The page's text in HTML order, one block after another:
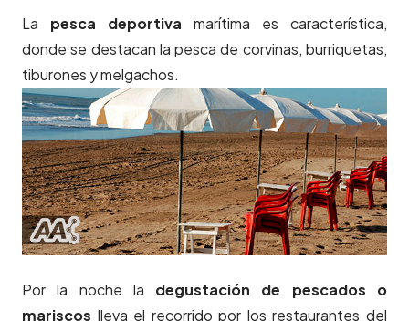
La pesca deportiva marítima es característica,
donde se destacan la pesca de corvinas, burriquetas,
tiburones y melgachos.
Por la noche la degustación de pescados o
mariscos lleva el recorrido por los restaurantes del